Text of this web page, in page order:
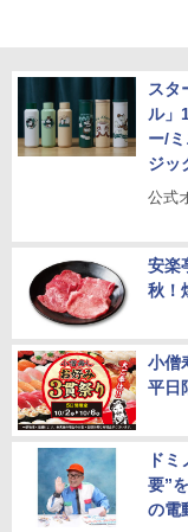
スタ
ル」
ー/
ジッ
公式
安楽
秋！
小僧
平日
ド
要”
の電